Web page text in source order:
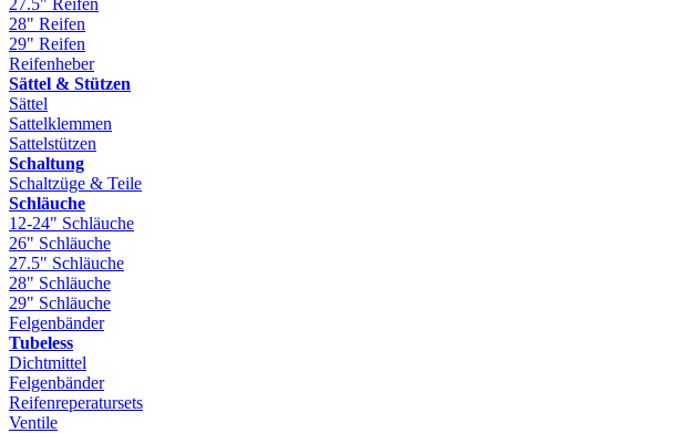
28" Reifen
29" Reifen
Reifenheber
Sättel & Stützen
Sättel
Sattelklemmen
Sattelstützen
Schaltung
Schaltzüge & Teile
Schläuche
12-24" Schläuche
26" Schläuche
27.5" Schläuche
28" Schläuche
29" Schläuche
Felgenbänder
Tubeless
Dichtmittel
Felgenbänder
Reifenreperatursets
Ventile